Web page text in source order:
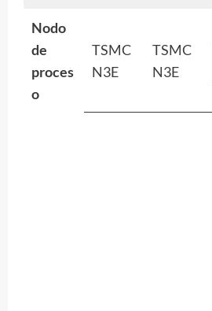
Nodo
de
proces
o
TSMC
N3E
TSMC
N3E